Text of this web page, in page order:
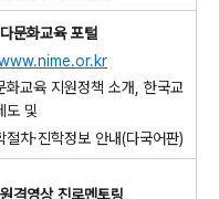
문화교육 포털
화교육 지원정책 소개, 한국교
도 및
절차·진학정보 안내(다국어판)
격영상 진로멘토링